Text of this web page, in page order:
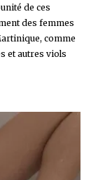
de ces
des femmes
comme
et autres viols